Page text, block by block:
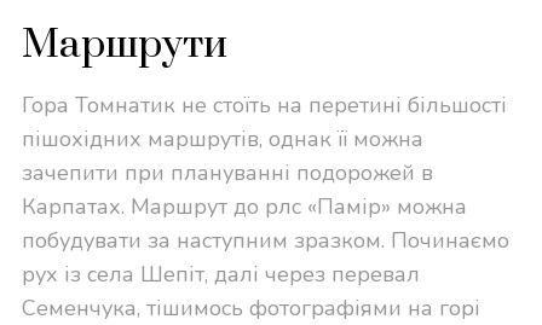
Маршрути
Гора Томнатик не стоїть на перетині більшості
пішохідних маршрутів, однак її можна
зачепити при плануванні подорожей в
Карпатах. Маршрут до рлс «Памір» можна
побудувати за наступним зразком. Починаємо
рух із села Шепіт, далі через перевал
Семенчука, тішимось фотографіями на горі